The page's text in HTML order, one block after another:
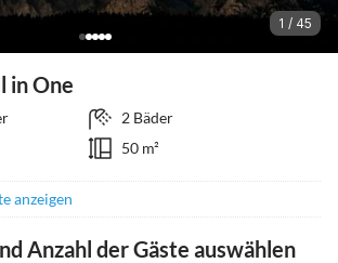
1 / 45
in One
2 Bäder
50 m²
anzeigen
Anzahl der Gäste auswählen